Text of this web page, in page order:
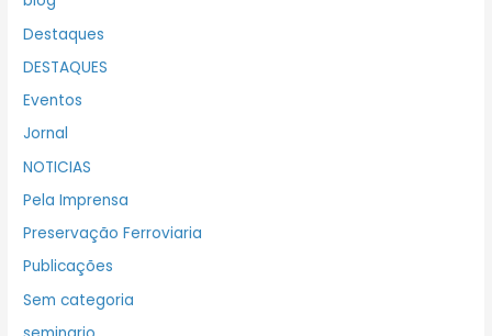
Destaques
DESTAQUES
Eventos
Jornal
NOTICIAS
Pela Imprensa
Preservação Ferroviaria
Publicações
Sem categoria